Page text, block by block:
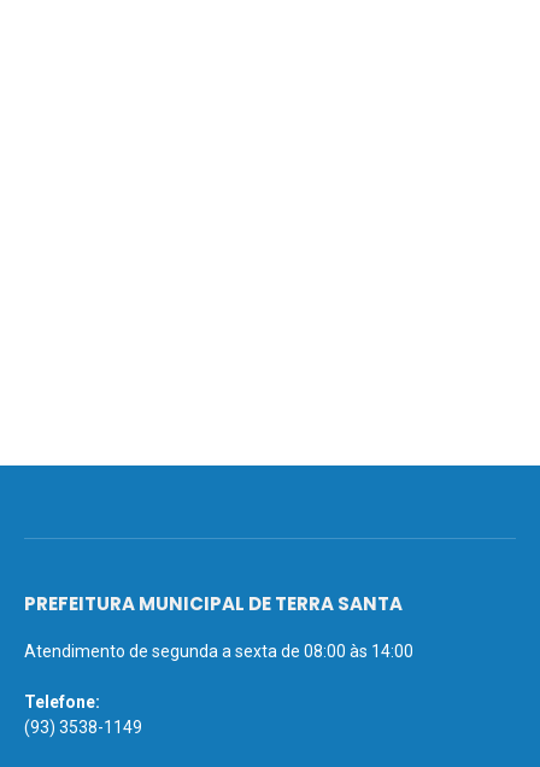
PREFEITURA MUNICIPAL DE TERRA SANTA
Atendimento de segunda a sexta de 08:00 às 14:00
Telefone:
(93) 3538-1149